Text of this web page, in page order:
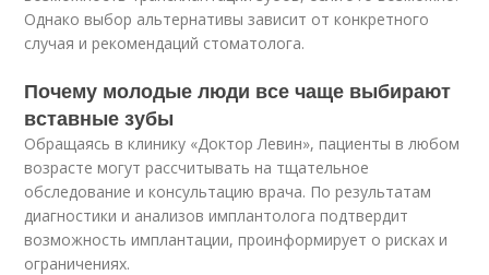
Однако выбор альтернативы зависит от конкретного
случая и рекомендаций стоматолога.
Почему молодые люди все чаще выбирают
вставные зубы
Обращаясь в клинику «Доктор Левин», пациенты в любом
возрасте могут рассчитывать на тщательное
обследование и консультацию врача. По результатам
диагностики и анализов имплантолога подтвердит
возможность имплантации, проинформирует о рисках и
ограничениях.